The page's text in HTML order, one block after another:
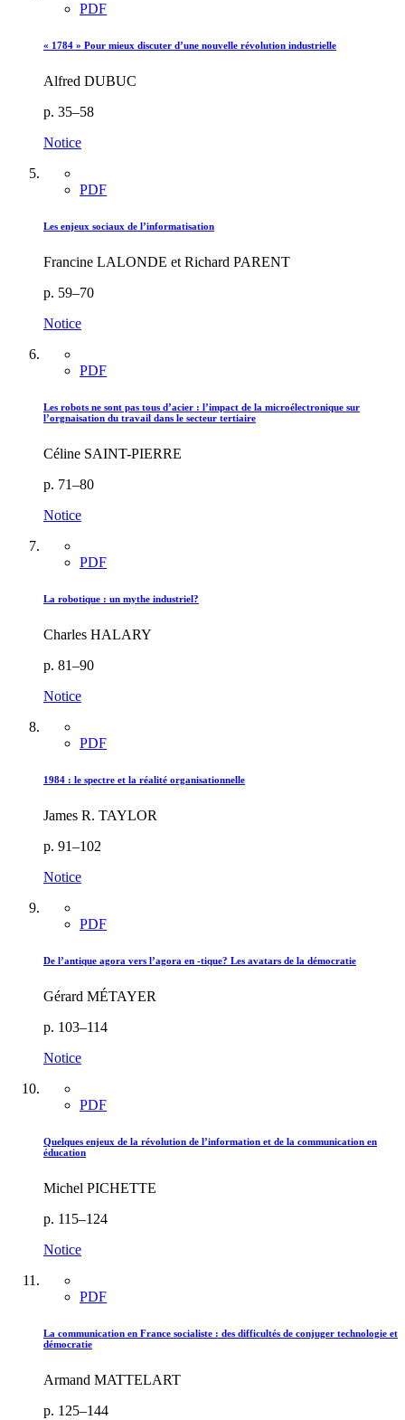
PDF
« 1784 » Pour mieux discuter d’une nouvelle révolution industrielle
Alfred DUBUC
p. 35–58
Notice
PDF
Les enjeux sociaux de l’informatisation
Francine LALONDE et Richard PARENT
p. 59–70
Notice
PDF
Les robots ne sont pas tous d’acier : l’impact de la microélectronique sur
l’orgnaisation du travail dans le secteur tertiaire
Céline SAINT-PIERRE
p. 71–80
Notice
PDF
La robotique : un mythe industriel?
Charles HALARY
p. 81–90
Notice
PDF
1984 : le spectre et la réalité organisationnelle
James R. TAYLOR
p. 91–102
Notice
PDF
De l’antique agora vers l’agora en -tique? Les avatars de la démocratie
Gérard MÉTAYER
p. 103–114
Notice
PDF
Quelques enjeux de la révolution de l’information et de la communication en
éducation
Michel PICHETTE
p. 115–124
Notice
PDF
La communication en France socialiste : des difficultés de conjuger technologie et
démocratie
Armand MATTELART
p. 125–144